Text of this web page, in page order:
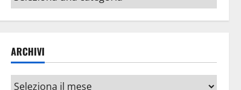
argomenti
ARCHIVI
Archivi